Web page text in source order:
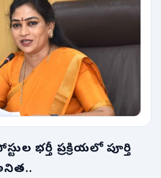
భర్తీ ప్రక్రియలో పూర్తి